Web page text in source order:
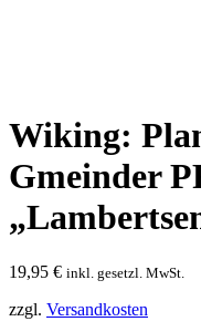
Wiking:
Gmeinder
19,95 € inkl. gesetzl. MwSt.
zzgl. Versandkosten